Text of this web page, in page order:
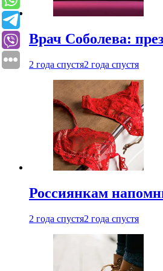
Врач Соболева:
2 года спустя2 года спустя
Россиянкам
2 года спустя2 года спустя